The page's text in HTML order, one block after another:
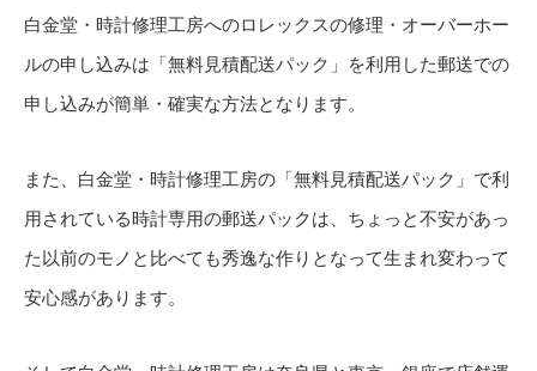
白金堂・時計修理工房へのロレックスの修理・オーバーホー
ルの申し込みは「無料見積配送パック」を利用した郵送での
申し込みが簡単・確実な方法となります。
また、白金堂・時計修理工房の「無料見積配送パック」で利
用されている時計専用の郵送パックは、ちょっと不安があっ
た以前のモノと比べても秀逸な作りとなって生まれ変わって
安心感があります。